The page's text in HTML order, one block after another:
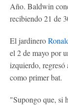
Año. Baldwin
recibiendo 21 de
El jardinero
el 2 de mayo por
izquierdo, regresó
como primer bat.
"Supongo que, si